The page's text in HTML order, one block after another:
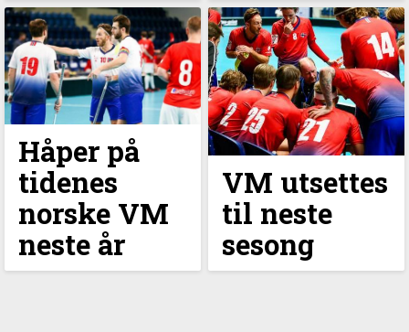
Håper på
tidenes
norske VM
neste år
VM utsettes
til neste
sesong